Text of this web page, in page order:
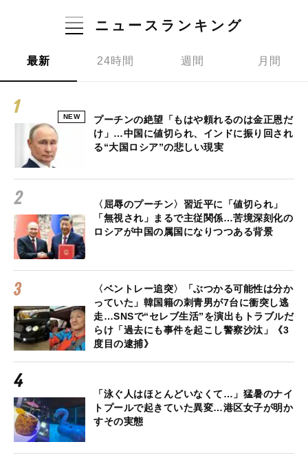
ニュースランキング
最新 24時間 週間 月間
NEW
プーチンの絶望「もはや頼れるのは金正恩だ
け」…中国に値切られ、インドに振り回され
る“大国ロシア”の悲しい現実
〈屈辱のプーチン〉習近平に「値切られ」
「無視され」まるで主従関係…苦境深刻化の
ロシアが中国の属国になりつつある背景
〈ベントレー追突〉「ぶつかる可能性は分か
っていた」韓国籍の刺青男が7台に衝突し逃
走…SNSで“セレブ生活”を演出もトラブルだ
らけ「過去にも事件を起こし警察沙汰」《3
度目の逮捕》
「泳ぐ人はほとんどいなくて…」猛暑のナイ
トプールで起きていた異変…港区女子が明か
すその実態